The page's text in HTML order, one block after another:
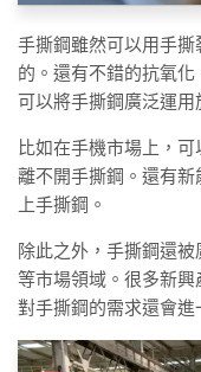
手撕鋼雖然可以用手
的。還有不錯的抗氧
可以將手撕鋼廣泛運用
比如在手機市場上，
離不開手撕鋼。還有
上手撕鋼。
除此之外，手撕鋼還
等市場領域。很多新
對手撕鋼的需求還會進